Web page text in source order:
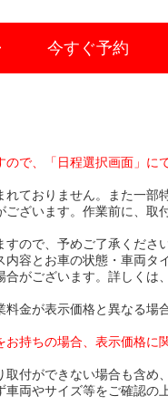
今すぐ予約
で、「日程選択画面」に
ておりません。また一部
ざいます。作業前に、取
ので、予めご了承ください
容とお車の状態・車両タ
がございます。詳しくは
金が表示価格と異なる場
持ちの場合、表示価格に
付ができない場合も含め
両やサイズ等をご確認の